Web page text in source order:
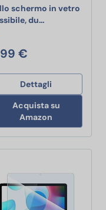
AMD Ryzen 5 7600X
schermo in vetro
du…
€
Dettagli
Acquista su
Amazon